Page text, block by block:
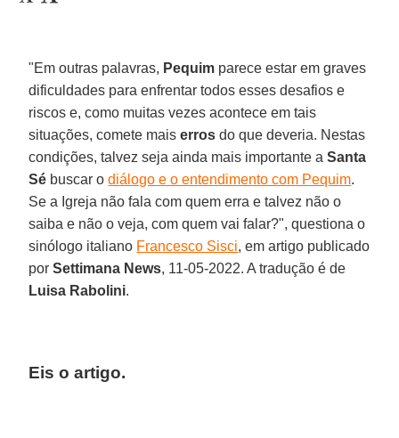
"Em outras palavras, Pequim parece estar em graves
dificuldades para enfrentar todos esses desafios e
riscos e, como muitas vezes acontece em tais
situações, comete maiserros do que deveria. Nestas
condições, talvez seja ainda mais importante aSanta
Sé buscar odiálogo e o entendimento com Pequim.
Se a Igreja não fala com quem erra e talvez não o
saiba e não o veja, com quem vai falar?", questiona o
sinólogo italiano Francesco Sisci, em artigo publicado
porSettimana News, 11-05-2022. A tradução é de
Luisa Rabolini.
Eis o artigo.